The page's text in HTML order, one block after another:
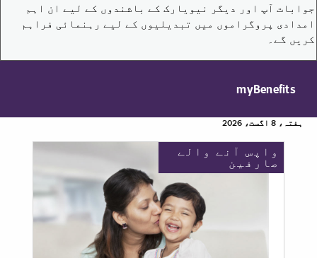
جوابات آپ اور دیگر نیویارک کے باشندوں کے لیے ان اہم
امدادی پروگراموں میں تبدیلیوں کے لیے رہنمائی فراہم
کریں گے۔
myBenefits
ہفتہ، 8 اگست، 2026
واپس آنے والے
صارفین